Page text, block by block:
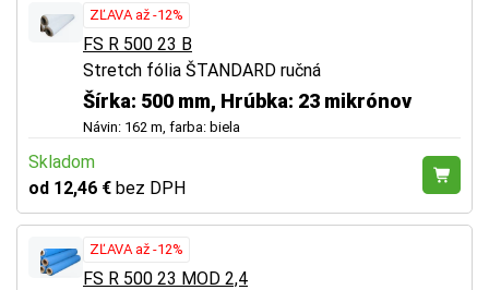
ZĽAVA až -12%
FS R 500 23 B
Stretch fólia ŠTANDARD ručná
Šírka: 500 mm, Hrúbka: 23 mikrónov
Návin: 162 m, farba: biela
Skladom
od 12,46 € bez DPH
ZĽAVA až -12%
FS R 500 23 MOD 2,4